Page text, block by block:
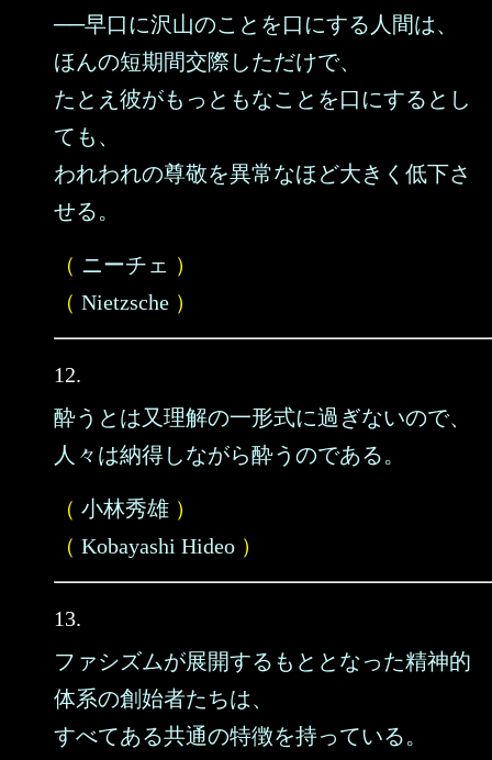
──早口に沢山のことを口にする人間は、
ほんの短期間交際しただけで、
たとえ彼がもっともなことを口にするとし
ても、
われわれの尊敬を異常なほど大きく低下さ
せる。
（ ニーチェ ）
（ Nietzsche ）
12.
酔うとは又理解の一形式に過ぎないので、
人々は納得しながら酔うのである。
（ 小林秀雄 ）
（ Kobayashi Hideo ）
13.
ファシズムが展開するもととなった精神的
体系の創始者たちは、
すべてある共通の特徴を持っている。